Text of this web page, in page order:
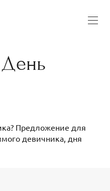
Предложение для
девичника, дня